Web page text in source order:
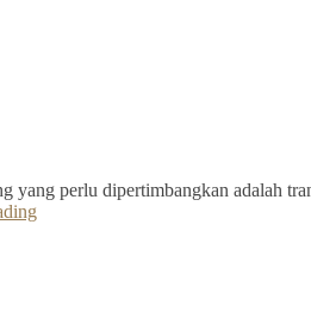
yang perlu dipertimbangkan adalah